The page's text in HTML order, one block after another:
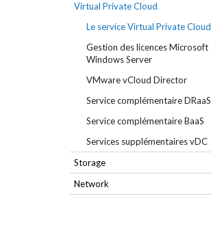
Virtual Private Cloud
Le service Virtual Private Cloud
Gestion des licences Microsoft
Windows Server
VMware vCloud Director
Service complémentaire DRaaS
Service complémentaire BaaS
Services supplémentaires vDC
Storage
Network